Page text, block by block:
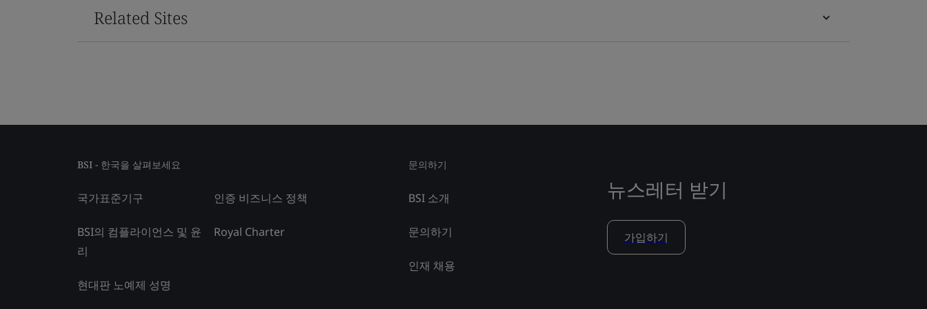
Related Sites
BSI - 한국을 살펴보세요
국가표준기구
BSI의 컴플라이언스 및 윤
리
현대판 노예제 성명
인증 비즈니스 정책
Royal Charter
문의하기
BSI 소개
문의하기
인재 채용
뉴스레터 받기
가입하기